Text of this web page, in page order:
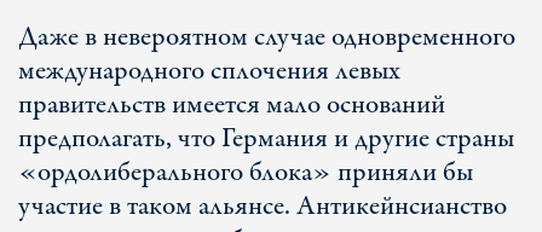
Даже в невероятном случае одновременного
международного сплочения левых
правительств имеется мало оснований
предполагать, что Германия и другие страны
«ордолиберального блока» приняли бы
участие в таком альянсе. Антикейнсианство